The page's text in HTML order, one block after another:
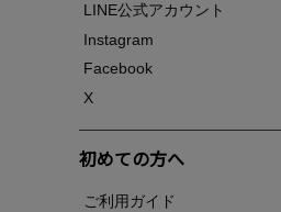
LINE公式アカウント
Instagram
Facebook
X
初めての方へ
ご利用ガイド